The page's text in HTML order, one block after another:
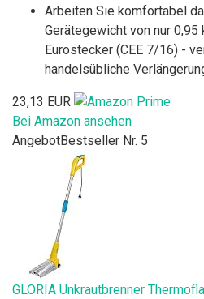
Arbeiten Sie komfortabel
Gerätegewicht von nur
Eurostecker (CEE 7/16) -
handelsübliche
23,13 EUR
Bei Amazon ansehen
AngebotBestseller Nr. 5
GLORIA Unkrautbrenner